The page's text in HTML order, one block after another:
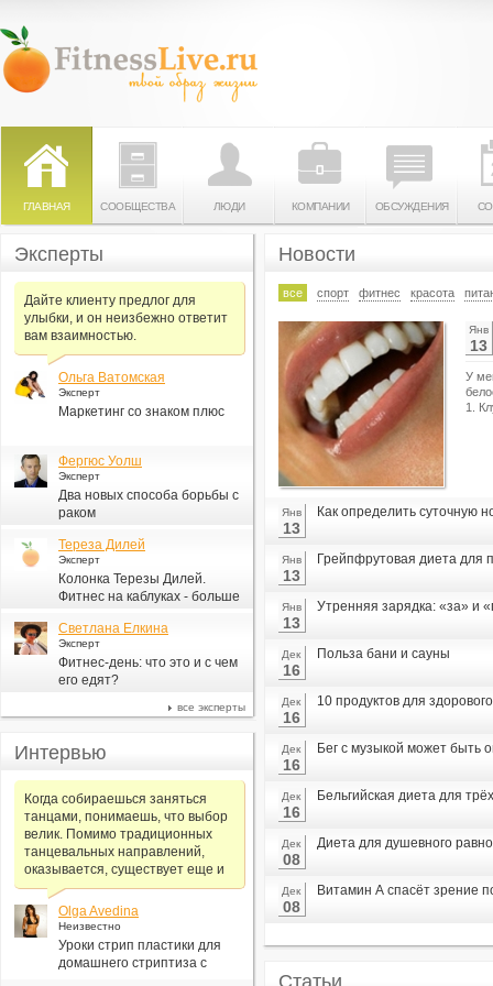
ГЛАВНАЯ СООБЩЕСТВА ЛЮДИ КОМПАНИИ ОБСУЖДЕНИЯ
Новости
все спорт фитнес красота
Янв
13
У
1.
Янв
13
Как определить суточную
Янв
13
Грейпфрутовая диета для
Янв
13
Утренняя зарядка: «за» и
Дек
16
Польза бани и сауны
Дек
16
10 продуктов для
Дек
16
Бег с музыкой может быть
Дек
16
Бельгийская диета для
Дек
08
Диета для душевного
Дек
08
Витамин А спасёт зрение
Статьи
Эксперты
Дайте клиенту предлог для
улыбки, и он неизбежно ответит
вам взаимностью.
Ольга Ватомская
Эксперт
Маркетинг со знаком плюс
Фергюс Уолш
Эксперт
Два новых способа борьбы с
раком
Тереза Дилей
Эксперт
Колонка Терезы Дилей.
Фитнес на каблуках - больше
Светлана Елкина
Эксперт
Фитнес-день: что это и с чем
его едят?
все эксперты
Интервью
Когда собираешься заняться
танцами, понимаешь, что выбор
велик. Помимо традиционных
танцевальных направлений,
оказывается, существует еще и
Olga Avedina
Неизвестно
Уроки стрип пластики для
домашнего стриптиза с